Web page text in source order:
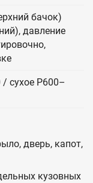
бачок)
давление
сухое P600–
дверь, капот,
кузовных